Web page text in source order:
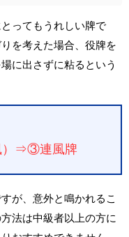
ってもうれしい牌で
を考えた場合、役牌を
に出さずに粘るという
）⇒③連風牌
が、意外と鳴かれるこ
法は中級者以上の方に